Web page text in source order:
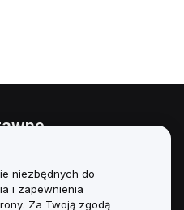
niezbędnych do
i zapewnienia
Za Twoją zgodą